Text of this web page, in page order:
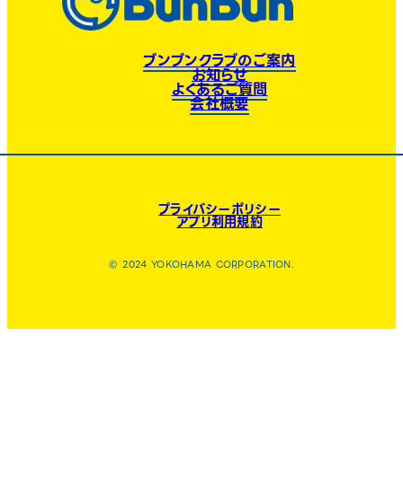
ブンブンクラブのご案内
お知らせ
よくあるご質問
会社概要
プライバシーポリシー
アプリ利用規約
© 2024 YOKOHAMA CORPORATION.